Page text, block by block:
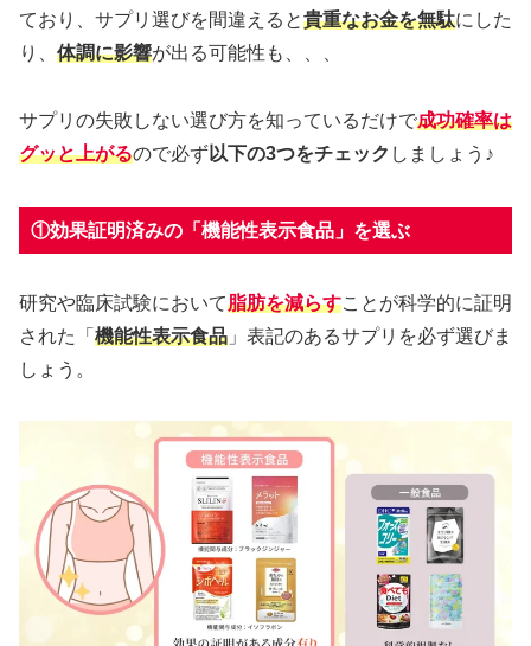
ており、サプリ選びを間違えると貴重なお金を無駄にした
り、 体調に影響が出る可能性も、、、
サプリの失敗しない選び方を知っているだけで成功確率は
グッと上がるので必ず以下の3つをチェック しましょう♪
①効果証明済みの「機能性表示食品」を選ぶ
研究や臨床試験において脂肪を減らすことが科学的に証明
された「 機能性表示食品 」表記のあるサプリを必ず選びま
しょう。